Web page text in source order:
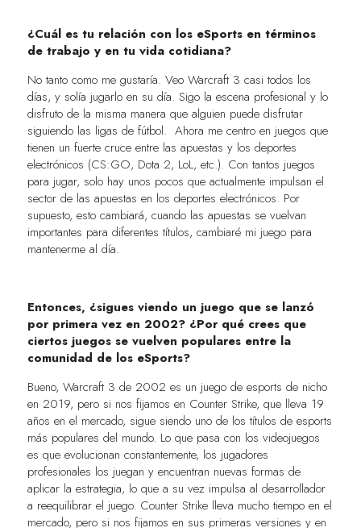
¿Cuál es tu relación con los eSports en términos
de trabajo y en tu vida cotidiana?
No tanto como me gustaría. Veo Warcraft 3 casi todos los
días, y solía jugarlo en su día. Sigo la escena profesional y lo
disfruto de la misma manera que alguien puede disfrutar
siguiendo las ligas de fútbol. Ahora me centro en juegos que
tienen un fuerte cruce entre las apuestas y los deportes
electrónicos (CS:GO, Dota 2, LoL, etc.). Con tantos juegos
para jugar, solo hay unos pocos que actualmente impulsan el
sector de las apuestas en los deportes electrónicos. Por
supuesto, esto cambiará, cuando las apuestas se vuelvan
importantes para diferentes títulos, cambiaré mi juego para
mantenerme al día.
Entonces, ¿sigues viendo un juego que se lanzó
por primera vez en 2002? ¿Por qué crees que
ciertos juegos se vuelven populares entre la
comunidad de los eSports?
Bueno, Warcraft 3 de 2002 es un juego de esports de nicho
en 2019, pero si nos fijamos en Counter Strike, que lleva 19
años en el mercado, sigue siendo uno de los títulos de esports
más populares del mundo. Lo que pasa con los videojuegos
es que evolucionan constantemente, los jugadores
profesionales los juegan y encuentran nuevas formas de
aplicar la estrategia, lo que a su vez impulsa al desarrollador
a reequilibrar el juego. Counter Strike lleva mucho tiempo en el
mercado, pero si nos fijamos en sus primeras versiones y en